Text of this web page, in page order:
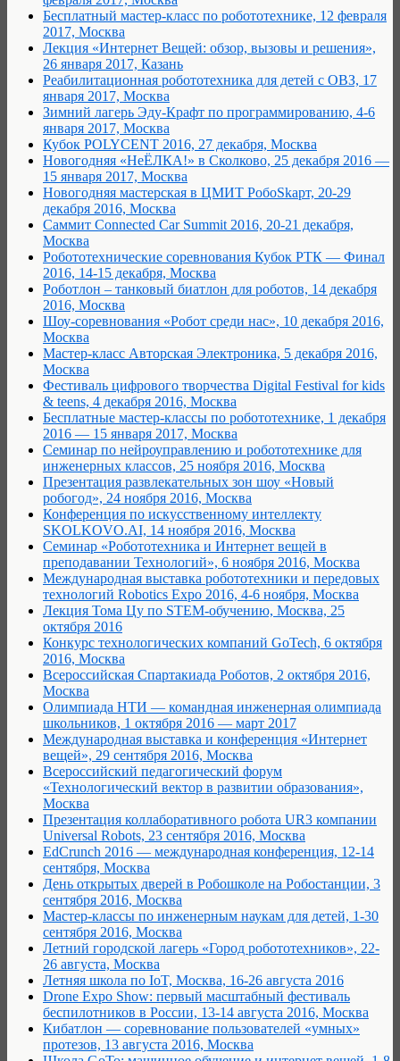
Бесплатный мастер-класс по робототехнике, 12 февраля
2017, Москва
Лекция «Интернет Вещей: обзор, вызовы и решения»,
26 января 2017, Казань
Реабилитационная робототехника для детей с ОВЗ, 17
января 2017, Москва
Зимний лагерь Эду-Крафт по программированию, 4-6
января 2017, Москва
Кубок POLYCENT 2016, 27 декабря, Москва
Новогодняя «НеЁЛКА!» в Сколково, 25 декабря 2016 —
15 января 2017, Москва
Новогодняя мастерская в ЦМИТ РобоSkарт, 20-29
декабря 2016, Москва
Саммит Connected Car Summit 2016, 20-21 декабря,
Москва
Робототехнические соревнования Кубок РТК — Финал
2016, 14-15 декабря, Москва
Роботлон – танковый биатлон для роботов, 14 декабря
2016, Москва
Шоу-соревнования «Робот среди нас», 10 декабря 2016,
Москва
Мастер-класс Авторская Электроника, 5 декабря 2016,
Москва
Фестиваль цифрового творчества Digital Festival for kids
& teens, 4 декабря 2016, Москва
Бесплатные мастер-классы по робототехнике, 1 декабря
2016 — 15 января 2017, Москва
Семинар по нейроуправлению и робототехнике для
инженерных классов, 25 ноября 2016, Москва
Презентация развлекательных зон шоу «Новый
робогод», 24 ноября 2016, Москва
Конференция по искусственному интеллекту
SKOLKOVO.AI, 14 ноября 2016, Москва
Семинар «Робототехника и Интернет вещей в
преподавании Технологий», 6 ноября 2016, Москва
Международная выставка робототехники и передовых
технологий Robotics Expo 2016, 4-6 ноября, Москва
Лекция Тома Цу по STEM-обучению, Москва, 25
октября 2016
Конкурс технологических компаний GoTech, 6 октября
2016, Москва
Всероссийская Спартакиада Роботов, 2 октября 2016,
Москва
Олимпиада НТИ — командная инженерная олимпиада
школьников, 1 октября 2016 — март 2017
Международная выставка и конференция «Интернет
вещей», 29 сентября 2016, Москва
Всероссийский педагогический форум
«Технологический вектор в развитии образования»,
Москва
Презентация коллаборативного робота UR3 компании
Universal Robots, 23 сентября 2016, Москва
EdCrunch 2016 — международная конференция, 12-14
сентября, Москва
День открытых дверей в Робошколе на Робостанции, 3
сентября 2016, Москва
Мастер-классы по инженерным наукам для детей, 1-30
сентября 2016, Москва
Летний городской лагерь «Город робототехников», 22-
26 августа, Москва
Летняя школа по IoT, Москва, 16-26 августа 2016
Drone Expo Show: первый масштабный фестиваль
беспилотников в России, 13-14 августа 2016, Москва
Кибатлон — соревнование пользователей «умных»
протезов, 13 августа 2016, Москва